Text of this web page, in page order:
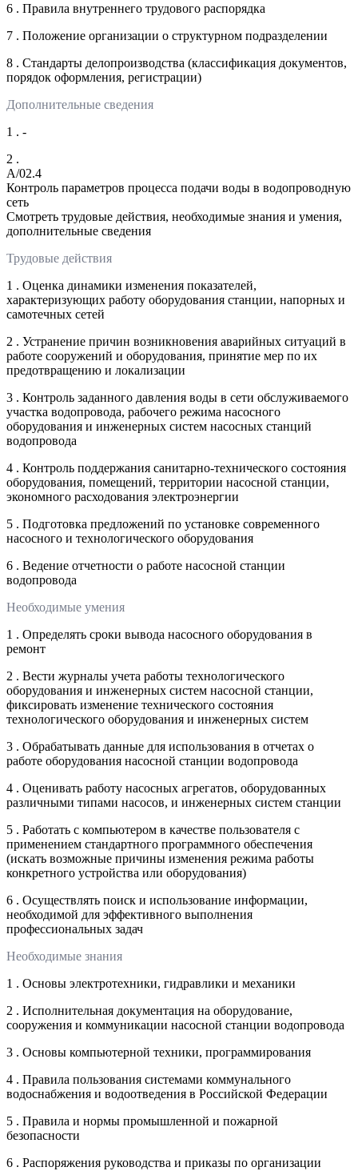
6 . Правила внутреннего трудового распорядка
7 . Положение организации о структурном подразделении
8 . Стандарты делопроизводства (классификация документов,
порядок оформления, регистрации)
Дополнительные сведения
1 . -
2 .
A/02.4
Контроль параметров процесса подачи воды в водопроводную
сеть
Смотреть трудовые действия, необходимые знания и умения,
дополнительные сведения
Трудовые действия
1 . Оценка динамики изменения показателей,
характеризующих работу оборудования станции, напорных и
самотечных сетей
2 . Устранение причин возникновения аварийных ситуаций в
работе сооружений и оборудования, принятие мер по их
предотвращению и локализации
3 . Контроль заданного давления воды в сети обслуживаемого
участка водопровода, рабочего режима насосного
оборудования и инженерных систем насосных станций
водопровода
4 . Контроль поддержания санитарно-технического состояния
оборудования, помещений, территории насосной станции,
экономного расходования электроэнергии
5 . Подготовка предложений по установке современного
насосного и технологического оборудования
6 . Ведение отчетности о работе насосной станции
водопровода
Необходимые умения
1 . Определять сроки вывода насосного оборудования в
ремонт
2 . Вести журналы учета работы технологического
оборудования и инженерных систем насосной станции,
фиксировать изменение технического состояния
технологического оборудования и инженерных систем
3 . Обрабатывать данные для использования в отчетах о
работе оборудования насосной станции водопровода
4 . Оценивать работу насосных агрегатов, оборудованных
различными типами насосов, и инженерных систем станции
5 . Работать с компьютером в качестве пользователя с
применением стандартного программного обеспечения
(искать возможные причины изменения режима работы
конкретного устройства или оборудования)
6 . Осуществлять поиск и использование информации,
необходимой для эффективного выполнения
профессиональных задач
Необходимые знания
1 . Основы электротехники, гидравлики и механики
2 . Исполнительная документация на оборудование,
сооружения и коммуникации насосной станции водопровода
3 . Основы компьютерной техники, программирования
4 . Правила пользования системами коммунального
водоснабжения и водоотведения в Российской Федерации
5 . Правила и нормы промышленной и пожарной
безопасности
6 . Распоряжения руководства и приказы по организации